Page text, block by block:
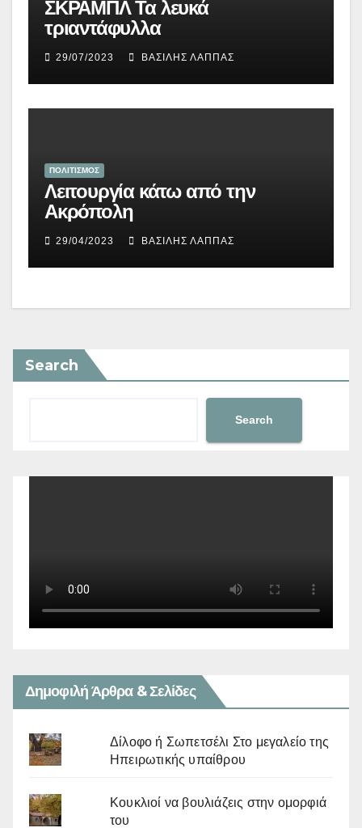
ΣΚΡΑΜΠΛ Τα λευκά
τριαντάφυλλα
29/07/2023 ΒΑΣΊΛΗΣ ΛΆΠΠΑΣ
ΠΟΛΙΤΙΣΜΟΣ
Λειτουργία κάτω από την
Ακρόπολη
29/04/2023 ΒΑΣΊΛΗΣ ΛΆΠΠΑΣ
Search
Search
Δημοφιλή Άρθρα & Σελίδες
Δίλοφο ή Σωπετσέλι Στο μεγαλείο της
Ηπειρωτικής υπαίθρου
Κουκλιοί να βουλιάζεις στην ομορφιά
του